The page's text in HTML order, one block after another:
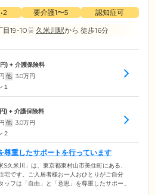
要介護1〜5
認知症可
目19-10
久米川駅から 徒歩16分
円) + 介護保険料
他 3.0万円
１
円) + 介護保険料
他 3.0万円
２
尊重したサポートを行っています
S久米川」は、東京都東村山市美住町にある、
宅です。ご入居者様お一人おひとりがご自分
ッフは「自由」と「意思」を尊重したサポー